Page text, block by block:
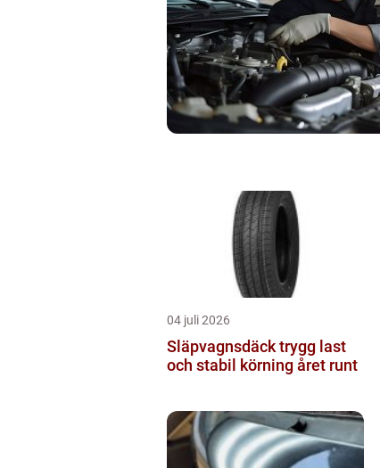
04 juli 2026
Släpvagnsdäck trygg last
och stabil körning året runt